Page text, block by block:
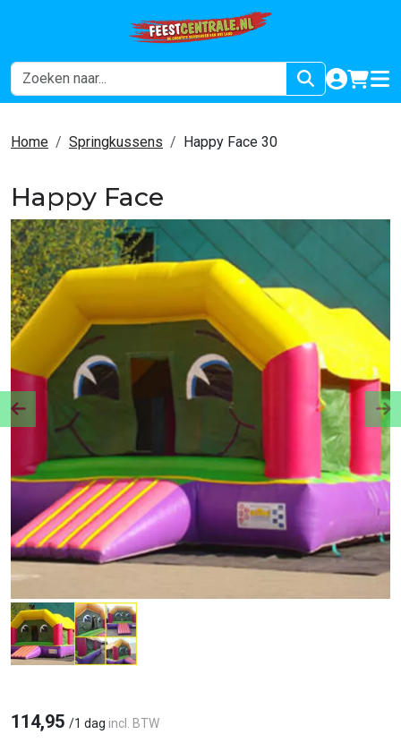
naar
Home Springkussens Happy Face 30
Happy Face
Previous
114,95 /1 dag incl. BTW